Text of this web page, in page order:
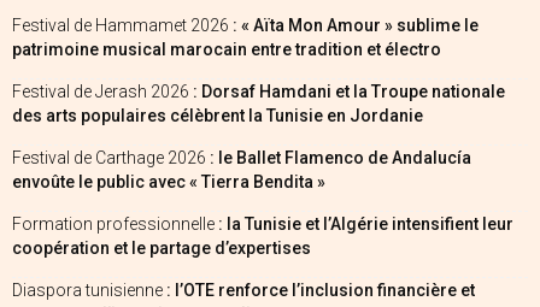
Festival de Hammamet 2026 : « Aïta Mon Amour » sublime le
patrimoine musical marocain entre tradition et électro
Festival de Jerash 2026 : Dorsaf Hamdani et la Troupe nationale
des arts populaires célèbrent la Tunisie en Jordanie
Festival de Carthage 2026 : le Ballet Flamenco de Andalucía
envoûte le public avec « Tierra Bendita »
Formation professionnelle : la Tunisie et l’Algérie intensifient leur
coopération et le partage d’expertises
Diaspora tunisienne : l’OTE renforce l’inclusion financière et